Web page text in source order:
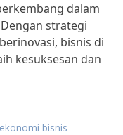
dalam
strategi
bisnis di
kesuksesan dan
bisnis